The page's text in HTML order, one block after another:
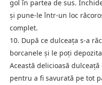
gol în partea de sus.
și pune-le într-un loc
complet.
10. După ce dulceața s-a
borcanele și le poți
Această delicioasă
pentru a fi savurată pe tot